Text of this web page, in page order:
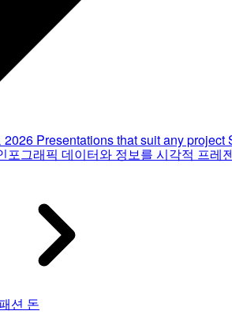
2026 Presentations that suit any project
포그래픽 데이터와 정보를 시각적 프레
션 돈